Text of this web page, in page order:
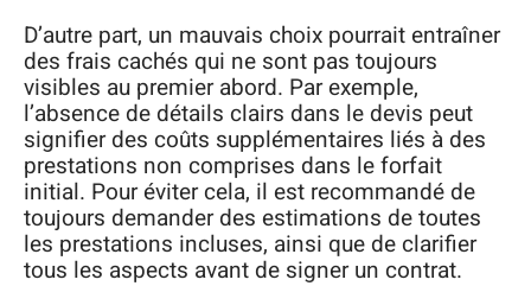
D’autre part, un mauvais choix pourrait entraîner
des frais cachés qui ne sont pas toujours
visibles au premier abord. Par exemple,
l’absence de détails clairs dans le devis peut
signifier des coûts supplémentaires liés à des
prestations non comprises dans le forfait
initial. Pour éviter cela, il est recommandé de
toujours demander des estimations de toutes
les prestations incluses, ainsi que de clarifier
tous les aspects avant de signer un contrat.